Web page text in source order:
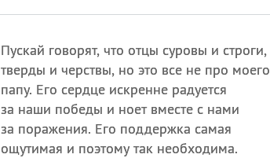
Пускай говорят, что отцы суровы и строги,
тверды и черствы, но это все не про моего
папу. Его сердце искренне радуется
за наши победы и ноет вместе с нами
за поражения. Его поддержка самая
ощутимая и поэтому так необходима.